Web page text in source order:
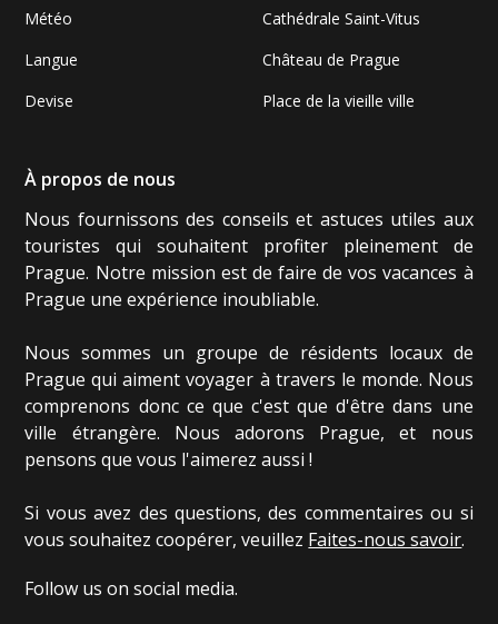
Météo
Langue
Devise
Cathédrale Saint-Vitus
Château de Prague
Place de la vieille ville
À propos de nous
Nous fournissons des conseils et astuces utiles aux
touristes qui souhaitent profiter pleinement de
Prague. Notre mission est de faire de vos vacances à
Prague une expérience inoubliable.
Nous sommes un groupe de résidents locaux de
Prague qui aiment voyager à travers le monde. Nous
comprenons donc ce que c'est que d'être dans une
ville étrangère. Nous adorons Prague, et nous
pensons que vous l'aimerez aussi !
Si vous avez des questions, des commentaires ou si
vous souhaitez coopérer, veuillez Faites-nous savoir.
Follow us on social media.